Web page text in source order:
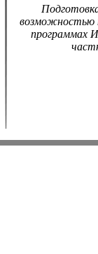
возможностью
программах